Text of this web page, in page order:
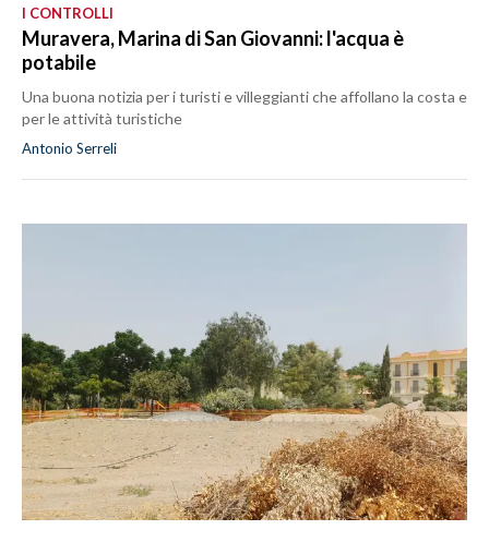
I CONTROLLI
Muravera, Marina di San Giovanni: l'acqua è
potabile
Una buona notizia per i turisti e villeggianti che affollano la costa e
per le attività turistiche
Antonio Serreli